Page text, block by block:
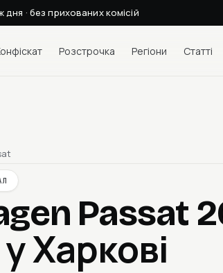
· без прихованих комісій
Розстрочка Регіони Статті
Passat
Харкові